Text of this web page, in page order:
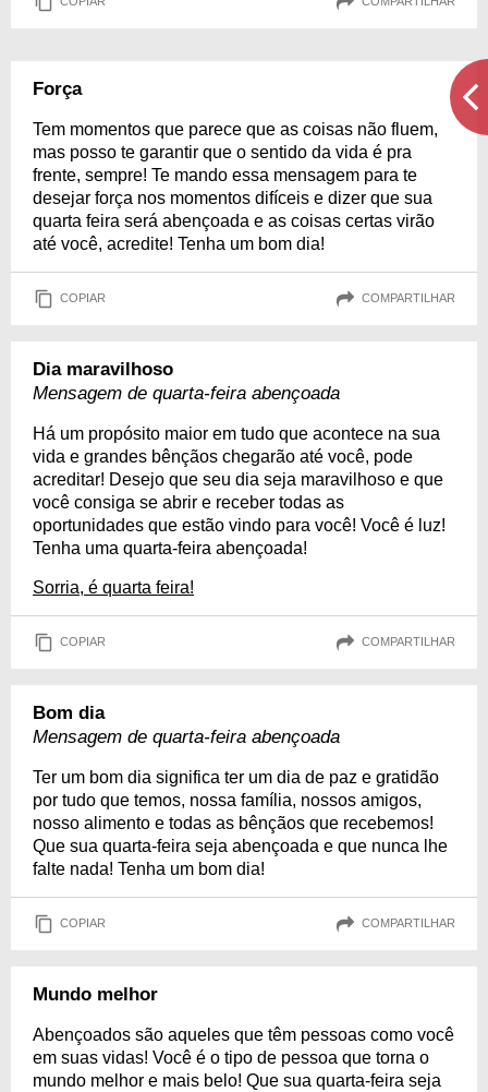
Força
Tem momentos que parece que as coisas não fluem,
mas posso te garantir que o sentido da vida é pra
frente, sempre! Te mando essa mensagem para te
desejar força nos momentos difíceis e dizer que sua
quarta feira será abençoada e as coisas certas virão
até você, acredite! Tenha um bom dia!
COPIAR COMPARTILHAR
Dia maravilhoso
Mensagem de quarta-feira abençoada
Há um propósito maior em tudo que acontece na sua
vida e grandes bênçãos chegarão até você, pode
acreditar! Desejo que seu dia seja maravilhoso e que
você consiga se abrir e receber todas as
oportunidades que estão vindo para você! Você é luz!
Tenha uma quarta-feira abençoada!
Sorria, é quarta feira!
COPIAR COMPARTILHAR
Bom dia
Mensagem de quarta-feira abençoada
Ter um bom dia significa ter um dia de paz e gratidão
por tudo que temos, nossa família, nossos amigos,
nosso alimento e todas as bênçãos que recebemos!
Que sua quarta-feira seja abençoada e que nunca lhe
falte nada! Tenha um bom dia!
COPIAR COMPARTILHAR
Mundo melhor
Abençoados são aqueles que têm pessoas como você
em suas vidas! Você é o tipo de pessoa que torna o
mundo melhor e mais belo! Que sua quarta-feira seja